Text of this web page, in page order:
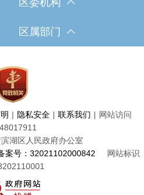
区属部门
| 隐私安全 | 联系我们 | 网站访问
48017911
湖区人民政府办公室
案号：32021102000842
网站标识